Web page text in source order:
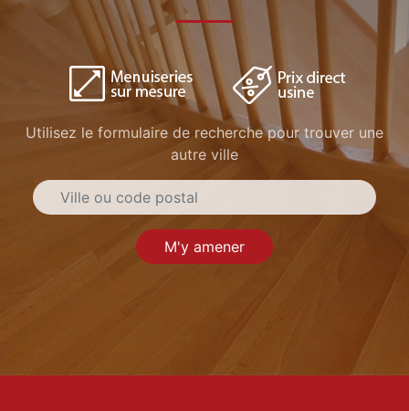
Utilisez le formulaire de recherche pour trouver une
autre ville
M'y amener